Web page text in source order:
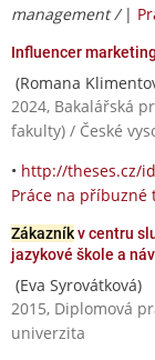
management / |
Influencer
(Romana
2024, Bakalářská
fakulty) / České
• http://theses.cz/
Práce na příbuzné
Zákazníkv centru
jazykové škole a
(Eva Syrovátková)
2015, Diplomová
univerzita